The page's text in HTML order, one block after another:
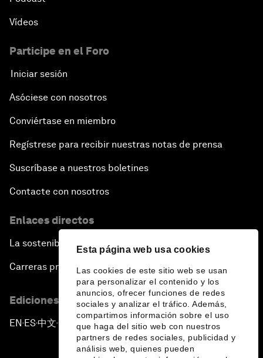
Esta página web usa cookies
Las cookies de este sitio web se usan
para personalizar el contenido y los
anuncios, ofrecer funciones de redes
sociales y analizar el tráfico. Además,
compartimos información sobre el uso
que haga del sitio web con nuestros
partners de redes sociales, publicidad y
análisis web, quienes pueden
Vídeos
Participe en el Foro
Iniciar sesión
Asóciese con nosotros
Conviértase en miembro
Regístrese para recibir nuestras notas de prensa
Suscríbase a nuestros boletines
Contacte con nosotros
Enlaces directos
La sostenibilidad en el Foro
Carreras profesionales
Ediciones en otros idiomas
EN ▪ES▪中文▪ 日本語